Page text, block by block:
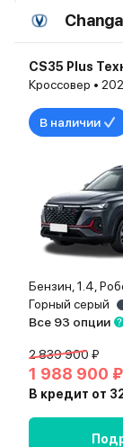
CS35 Plus
Кроссовер •
В наличии
Бензин, 1.4,
Горный серый
Все 93 опции
2 839 900 ₽
1 988 900 ₽
В кредит от